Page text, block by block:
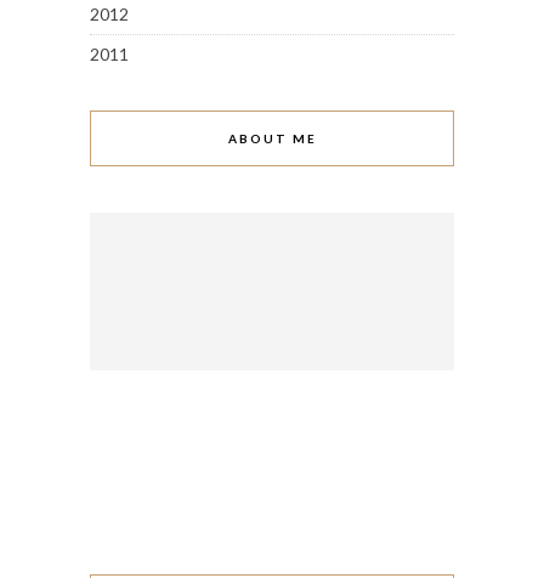
2012
2011
ABOUT ME